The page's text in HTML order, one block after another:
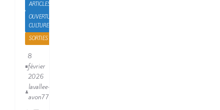
ARTICLES
OUVERTURE
CULTURELLE
SORTIES
8
février
2026
lavallee-
avon77